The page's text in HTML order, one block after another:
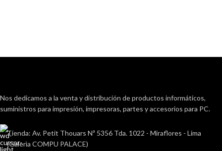
Nos dedicamos a la venta y distribución de productos informáticos,
suministros para impresión, impresoras, partes y accesorios para PC.
Tienda: Av. Petit Thouars Nª 5356 Tda. 1022 - Miraflores - Lima
(Galerìa COMPU PALACE)